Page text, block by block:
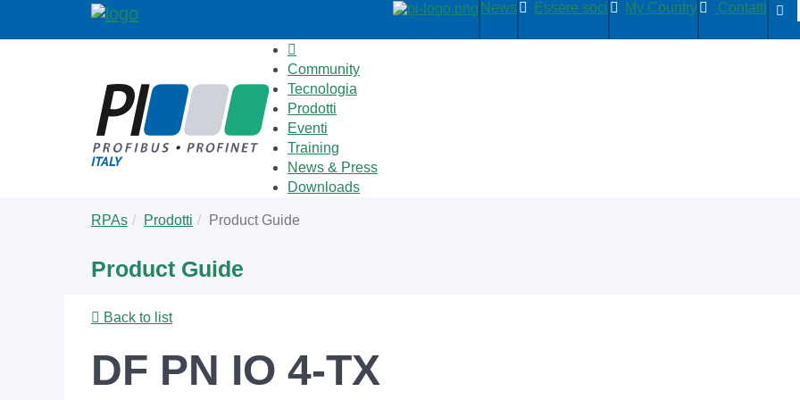
News Essere soci My Country Contatti
Community
Tecnologia
Prodotti
Eventi
Training
News & Press
Downloads
are
RPAs Prodotti Product Guide
Product Guide
Back to list
DF PN IO 4-TX